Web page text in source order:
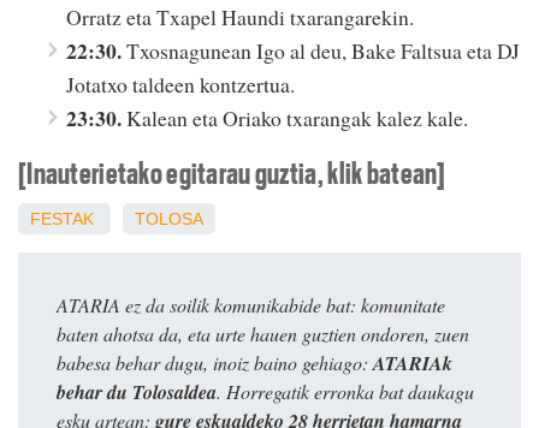
Orratz eta Txapel Haundi txarangarekin.
22:30.Txosnagunean Igo al deu, Bake Faltsua eta DJ
Jotatxo taldeen kontzertua.
23:30.Kalean eta Oriako txarangak kalez kale.
[Inauterietako egitarau guztia, klik batean]
FESTAK TOLOSA
ATARIA ez da soilik komunikabide bat: komunitate
baten ahotsa da, eta urte hauen guztien ondoren, zuen
babesa behar dugu, inoiz baino gehiago: ATARIAk
behar du Tolosaldea. Horregatik erronka bat daukagu
esku artean: gure eskualdeko 28 herrietan hamarna